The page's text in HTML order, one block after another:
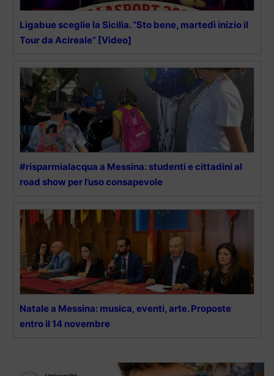
Ligabue sceglie la Sicilia. “Sto bene, martedì inizio il
Tour da Acireale” [Video]
#risparmialacqua a Messina: studenti e cittadini al
road show per l’uso consapevole
Natale a Messina: musica, eventi, arte. Proposte
entro il 14 novembre